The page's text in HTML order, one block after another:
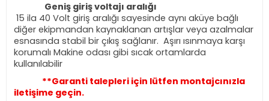
Geniş giriş voltajı aralığı
15 ila 40 Volt giriş aralığı sayesinde aynı aküye bağlı
diğer ekipmandan kaynaklanan artışlar veya azalmalar
esnasında stabil bir çıkış sağlanır. Aşırı ısınmaya karşı
korumalı Makine odası gibi sıcak ortamlarda
kullanılabilir
**Garanti talepleri için lütfen montajcınızla
iletişime geçin.